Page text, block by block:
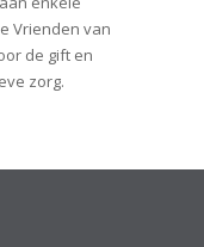
Vrienden van
de gift en
zorg.